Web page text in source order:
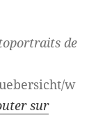
de
w
sur